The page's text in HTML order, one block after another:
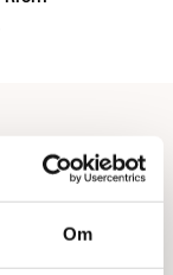
Om